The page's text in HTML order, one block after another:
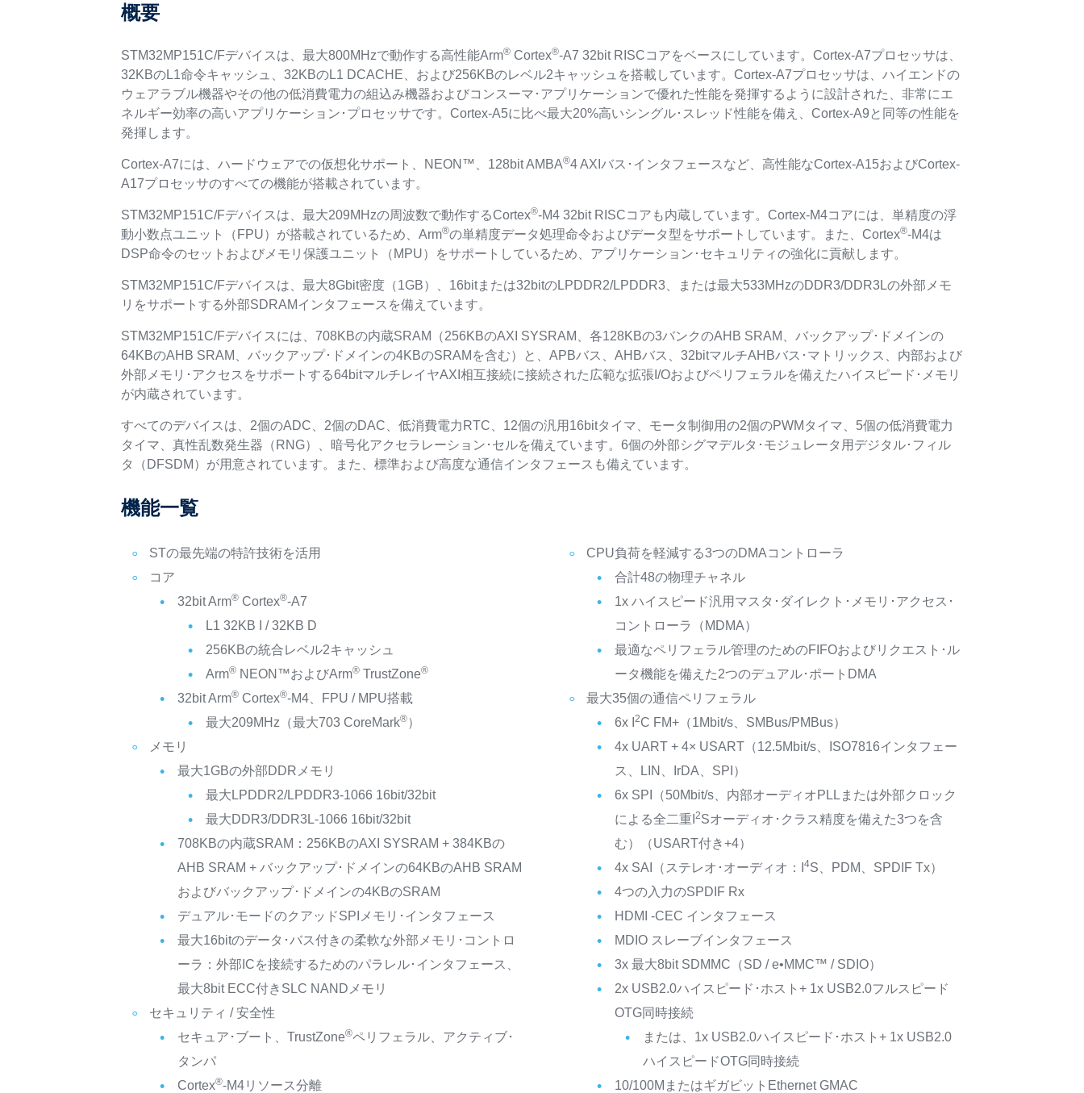
概要
STM32MP151C/Fデバイスは、最大800MHzで動作する高性能Arm® Cortex®-A7 32bit RISCコアをベースにしています。Cortex-A7プロセッサは、
32KBのL1命令キャッシュ、32KBのL1 DCACHE、および256KBのレベル2キャッシュを搭載しています。Cortex-A7プロセッサは、ハイエンドの
ウェアラブル機器やその他の低消費電力の組込み機器およびコンスーマ･アプリケーションで優れた性能を発揮するように設計された、非常にエ
ネルギー効率の高いアプリケーション･プロセッサです。Cortex-A5に比べ最大20%高いシングル･スレッド性能を備え、Cortex-A9と同等の性能を
発揮します。
Cortex-A7には、ハードウェアでの仮想化サポート、NEON™、128bit AMBA®4 AXIバス･インタフェースなど、高性能なCortex-A15およびCortex-
A17プロセッサのすべての機能が搭載されています。
STM32MP151C/Fデバイスは、最大209MHzの周波数で動作するCortex®-M4 32bit RISCコアも内蔵しています。Cortex-M4コアには、単精度の浮
動小数点ユニット（FPU）が搭載されているため、Arm®の単精度データ処理命令およびデータ型をサポートしています。また、Cortex®-M4は
DSP命令のセットおよびメモリ保護ユニット（MPU）をサポートしているため、アプリケーション･セキュリティの強化に貢献します。
STM32MP151C/Fデバイスは、最大8Gbit密度（1GB）、16bitまたは32bitのLPDDR2/LPDDR3、または最大533MHzのDDR3/DDR3Lの外部メモ
リをサポートする外部SDRAMインタフェースを備えています。
STM32MP151C/Fデバイスには、708KBの内蔵SRAM（256KBのAXI SYSRAM、各128KBの3バンクのAHB SRAM、バックアップ･ドメインの
64KBのAHB SRAM、バックアップ･ドメインの4KBのSRAMを含む）と、APBバス、AHBバス、32bitマルチAHBバス･マトリックス、内部および
外部メモリ･アクセスをサポートする64bitマルチレイヤAXI相互接続に接続された広範な拡張I/Oおよびペリフェラルを備えたハイスピード･メモリ
が内蔵されています。
すべてのデバイスは、2個のADC、2個のDAC、低消費電力RTC、12個の汎用16bitタイマ、モータ制御用の2個のPWMタイマ、5個の低消費電力
タイマ、真性乱数発生器（RNG）、暗号化アクセラレーション･セルを備えています。6個の外部シグマデルタ･モジュレータ用デジタル･フィル
タ（DFSDM）が用意されています。また、標準および高度な通信インタフェースも備えています。
機能一覧
STの最先端の特許技術を活用
コア
32bit Arm® Cortex®-A7
L1 32KB I / 32KB D
256KBの統合レベル2キャッシュ
Arm® NEON™およびArm® TrustZone®
32bit Arm® Cortex®-M4、FPU / MPU搭載
最大209MHz（最大703 CoreMark®）
メモリ
最大1GBの外部DDRメモリ
最大LPDDR2/LPDDR3-1066 16bit/32bit
最大DDR3/DDR3L-1066 16bit/32bit
708KBの内蔵SRAM：256KBのAXI SYSRAM + 384KBの
AHB SRAM + バックアップ･ドメインの64KBのAHB SRAM
およびバックアップ･ドメインの4KBのSRAM
デュアル･モードのクアッドSPIメモリ･インタフェース
最大16bitのデータ･バス付きの柔軟な外部メモリ･コントロ
ーラ：外部ICを接続するためのパラレル･インタフェース、
最大8bit ECC付きSLC NANDメモリ
セキュリティ / 安全性
セキュア･ブート、TrustZone®ペリフェラル、アクティブ･
タンパ
Cortex®-M4リソース分離
CPU負荷を軽減する3つのDMAコントローラ
合計48の物理チャネル
1x ハイスピード汎用マスタ･ダイレクト･メモリ･アクセス･
コントローラ（MDMA）
最適なペリフェラル管理のためのFIFOおよびリクエスト･ル
ータ機能を備えた2つのデュアル･ポートDMA
最大35個の通信ペリフェラル
6x I 2C FM+（1Mbit/s、SMBus/PMBus）
4x UART + 4× USART（12.5Mbit/s、ISO7816インタフェー
ス、LIN、IrDA、SPI）
6x SPI（50Mbit/s、内部オーディオPLLまたは外部クロック
による全二重I 2Sオーディオ･クラス精度を備えた3つを含
む）（USART付き+4）
4x SAI（ステレオ･オーディオ：I
4S、PDM、SPDIF Tx）
4つの入力のSPDIF Rx
HDMI -CEC インタフェース
MDIO スレーブインタフェース
3x 最大8bit SDMMC（SD / e•MMC™ / SDIO）
2x USB2.0ハイスピード･ホスト+ 1x USB2.0フルスピード
OTG同時接続
または、1x USB2.0ハイスピード･ホスト+ 1x USB2.0
ハイスピードOTG同時接続
10/100MまたはギガビットEthernet GMAC